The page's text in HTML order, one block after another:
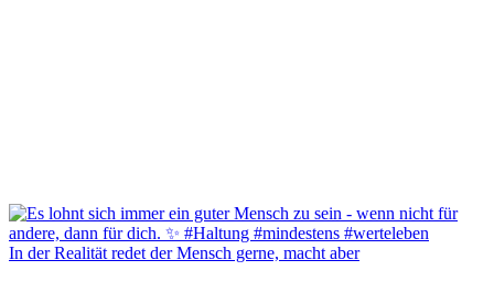
In der Realität redet der Mensch gerne, macht aber